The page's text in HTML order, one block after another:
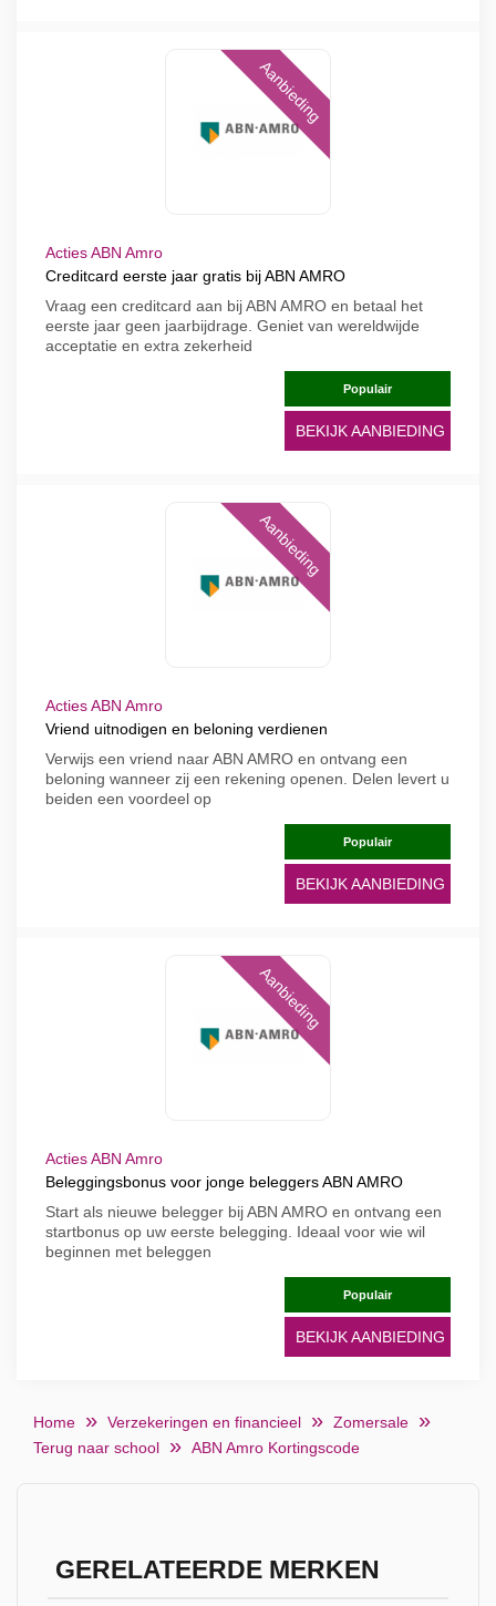
Aanbieding
Acties ABN Amro
Creditcard eerste jaar gratis bij ABN AMRO
Vraag een creditcard aan bij ABN AMRO en betaal het
eerste jaar geen jaarbijdrage. Geniet van wereldwijde
acceptatie en extra zekerheid
Populair
BEKIJK AANBIEDING
Aanbieding
Acties ABN Amro
Vriend uitnodigen en beloning verdienen
Verwijs een vriend naar ABN AMRO en ontvang een
beloning wanneer zij een rekening openen. Delen levert u
beiden een voordeel op
Populair
BEKIJK AANBIEDING
Aanbieding
Acties ABN Amro
Beleggingsbonus voor jonge beleggers ABN AMRO
Start als nieuwe belegger bij ABN AMRO en ontvang een
startbonus op uw eerste belegging. Ideaal voor wie wil
beginnen met beleggen
Populair
BEKIJK AANBIEDING
Home Verzekeringen en financieel
Zomersale
Terug naar school
ABN Amro Kortingscode
GERELATEERDE MERKEN